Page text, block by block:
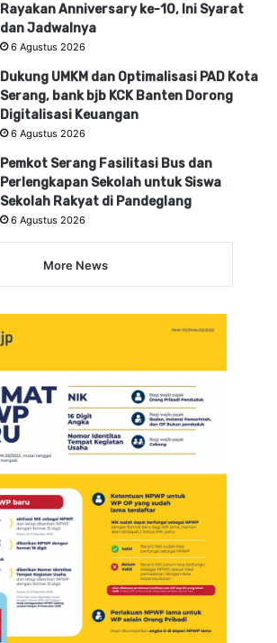
Rayakan Anniversary ke-10, Ini Syarat
dan Jadwalnya
6 Agustus 2026
Dukung UMKM dan Optimalisasi PAD Kota
Serang, bank bjb KCK Banten Dorong
Digitalisasi Keuangan
6 Agustus 2026
Pemkot Serang Fasilitasi Bus dan
Perlengkapan Sekolah untuk Siswa
Sekolah Rakyat di Pandeglang
6 Agustus 2026
More News